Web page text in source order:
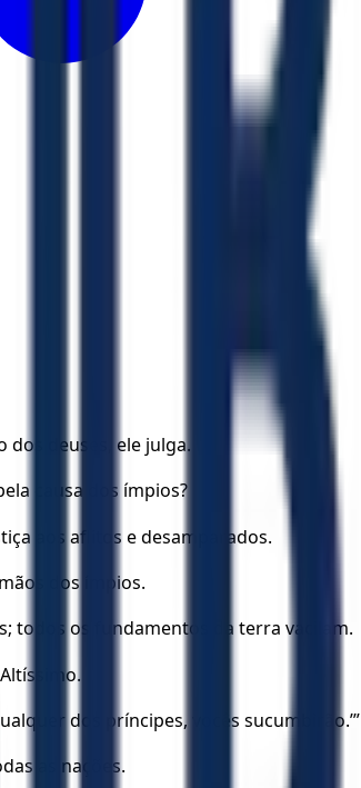
dos deuses, ele julga.
causa dos ímpios?
aos aflitos e desamparados.
dos ímpios.
todos os fundamentos da terra vacilam.
dos príncipes, vocês sucumbirão.’”
as nações.